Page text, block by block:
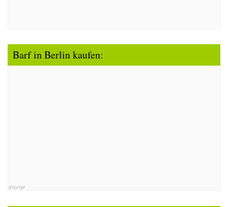
Barf in Berlin kaufen:
Anzeige